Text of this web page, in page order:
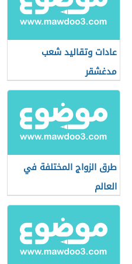
عادات وتقاليد شعب
مدغشقر
طرق الزواج المختلفة في
العالم